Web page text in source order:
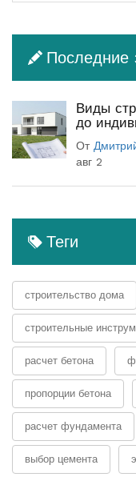
Последние
Виды
до
От
авг 2
Теги
строительство дома
строительные
расчет бетона
пропорции бетона
расчет фундамента
выбор цемента